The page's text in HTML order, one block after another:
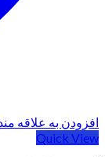
افزودن به علاقه
Quick View